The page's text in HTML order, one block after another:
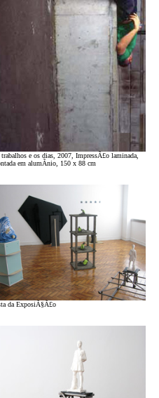
trabalhos e os dias, 2007, ImpressÃ£o laminada,
em alumÃ­nio, 150 x 88 cm
da ExposiÃ§Ã£o